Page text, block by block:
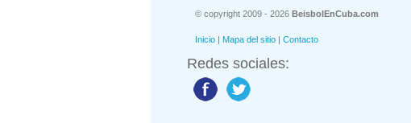
© copyright 2009 - 2026 BeisbolEnCuba.com
Inicio | Mapa del sitio | Contacto
Redes sociales: